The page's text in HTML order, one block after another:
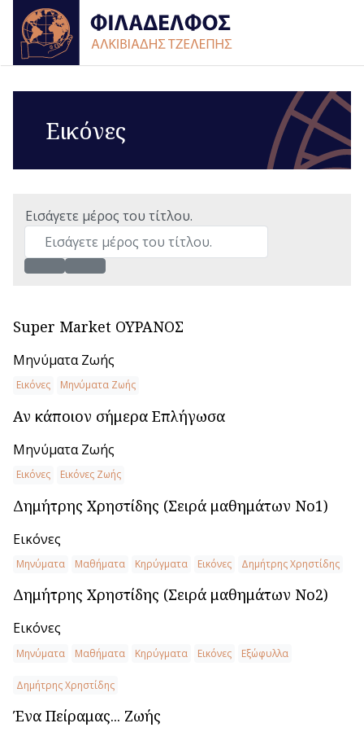
Εικόνες
Εισάγετε μέρος του τίτλου.
Super Market ΟΥΡΑΝΟΣ
Μηνύματα Ζωής
Εικόνες Μηνύματα Ζωής
Αν κάποιον σήμερα Επλήγωσα
Μηνύματα Ζωής
Εικόνες Εικόνες Ζωής
Δημήτρης Χρηστίδης (Σειρά μαθημάτων Νο1)
Εικόνες
Μηνύματα Μαθήματα Κηρύγματα Εικόνες Δημήτρης Χρηστίδης
Δημήτρης Χρηστίδης (Σειρά μαθημάτων Νο2)
Εικόνες
Μηνύματα Μαθήματα Κηρύγματα Εικόνες Εξώφυλλα
Δημήτρης Χρηστίδης
Ένα Πείραμας... Ζωής